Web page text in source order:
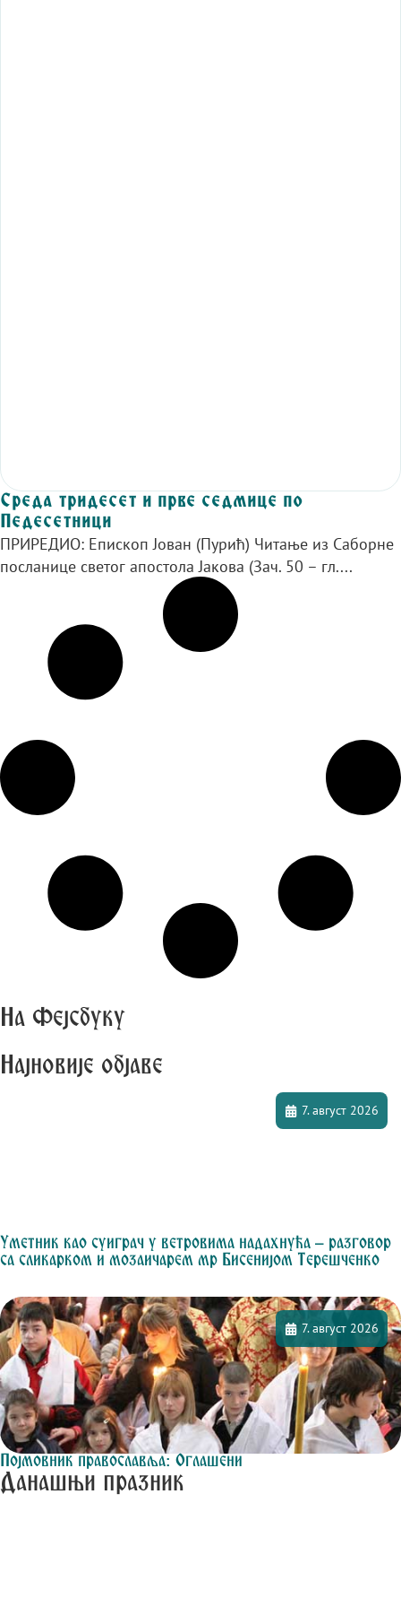
Среда тридесет и прве седмице по
Педесетници
ПРИРЕДИО: Епископ Јован (Пурић) Читање из Саборне
посланице светог апостола Јакова (Зач. 50 – гл....
На Фејсбуку
Најновије објаве
Уметник као суиграч у ветровима надахнућа – разговор
са сликарком и мозаичарем мр Бисенијом Терешченко
7. август 2026
Појмовник православља: Оглашени
7. август 2026
Данашњи празник